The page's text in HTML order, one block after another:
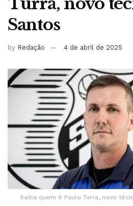
Santos
by Redação 4 de abril de 2025
Saiba quem é Paulo Turra, novo